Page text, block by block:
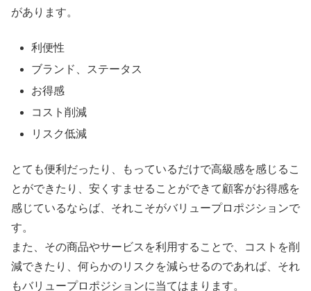
があります。
利便性
ブランド、ステータス
お得感
コスト削減
リスク低減
とても便利だったり、もっているだけで高級感を感じるこ
とができたり、安くすませることができて顧客がお得感を
感じているならば、それこそがバリュープロポジションで
す。
また、その商品やサービスを利用することで、コストを削
減できたり、何らかのリスクを減らせるのであれば、それ
もバリュープロポジションに当てはまります。